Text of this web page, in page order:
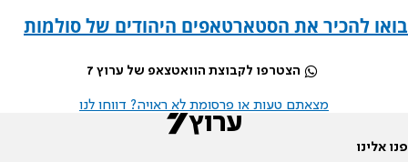
בואו להכיר את הסטארטאפים היהודים של סולמות
הצטרפו לקבוצת הוואטצאפ של ערוץ 7
מצאתם טעות או פרסומת לא ראויה? דווחו לנו
פנו אלינו